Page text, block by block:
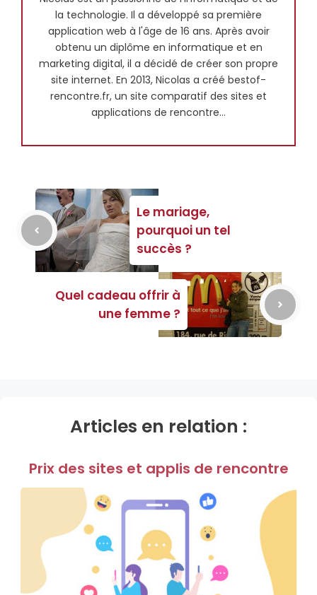
la technologie. Il a développé sa première
application web à l'âge de 16 ans. Après avoir
obtenu un diplôme en informatique et en
marketing digital, il a décidé de créer son propre
site internet. En 2013, Nicolas a créé bestof-
rencontre.fr, un site comparatif des sites et
applications de rencontre...
Le mariage,
pourquoi un tel
succès ?
Quel cadeau offrir à
une femme ?
Articles en relation :
Prix des sites et applis de rencontre